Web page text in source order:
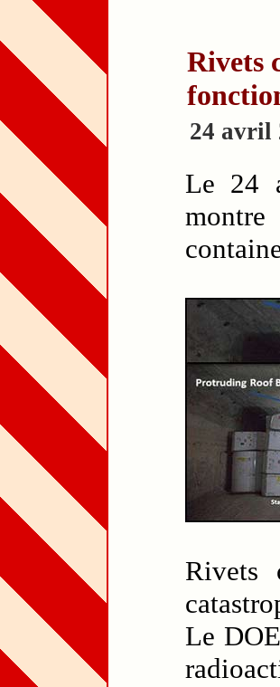
Rivets
24 avril
Le 24
montre
Rivets
Le